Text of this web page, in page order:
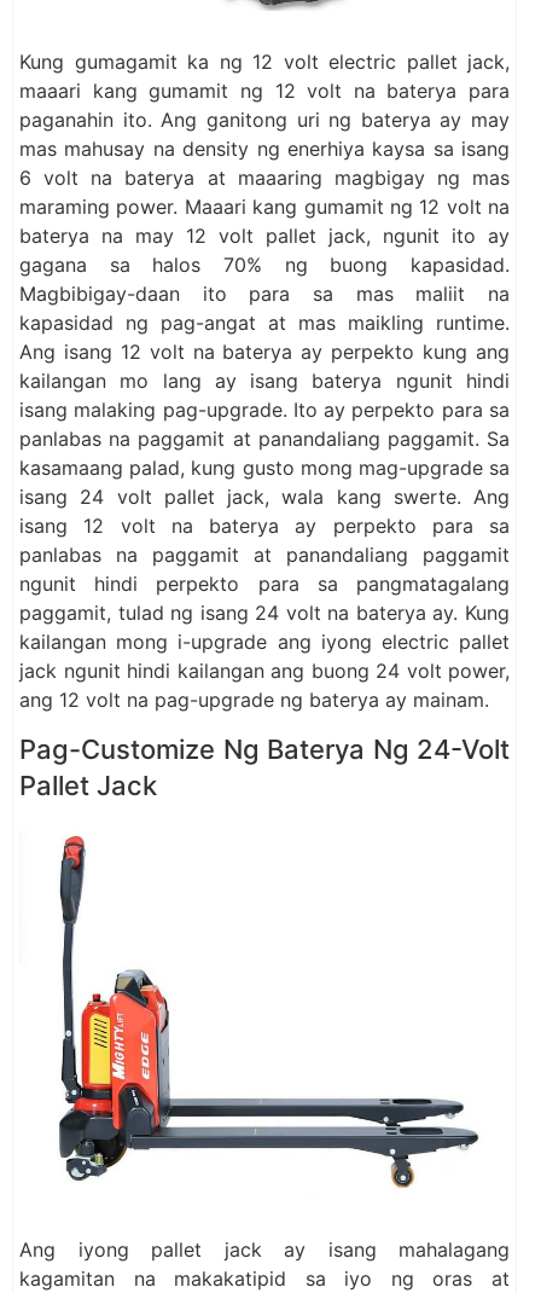
Kung gumagamit ka ng 12 volt electric pallet jack,
maaari kang gumamit ng 12 volt na baterya para
paganahin ito. Ang ganitong uri ng baterya ay may
mas mahusay na density ng enerhiya kaysa sa isang
6 volt na baterya at maaaring magbigay ng mas
maraming power. Maaari kang gumamit ng 12 volt na
baterya na may 12 volt pallet jack, ngunit ito ay
gagana sa halos 70% ng buong kapasidad.
Magbibigay-daan ito para sa mas maliit na
kapasidad ng pag-angat at mas maikling runtime.
Ang isang 12 volt na baterya ay perpekto kung ang
kailangan mo lang ay isang baterya ngunit hindi
isang malaking pag-upgrade. Ito ay perpekto para sa
panlabas na paggamit at panandaliang paggamit. Sa
kasamaang palad, kung gusto mong mag-upgrade sa
isang 24 volt pallet jack, wala kang swerte. Ang
isang 12 volt na baterya ay perpekto para sa
panlabas na paggamit at panandaliang paggamit
ngunit hindi perpekto para sa pangmatagalang
paggamit, tulad ng isang 24 volt na baterya ay. Kung
kailangan mong i-upgrade ang iyong electric pallet
jack ngunit hindi kailangan ang buong 24 volt power,
ang 12 volt na pag-upgrade ng baterya ay mainam.
Pag-Customize Ng Baterya Ng 24-Volt
Pallet Jack
Ang iyong pallet jack ay isang mahalagang
kagamitan na makakatipid sa iyo ng oras at